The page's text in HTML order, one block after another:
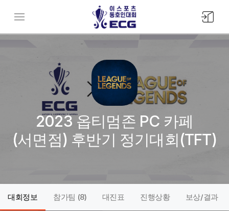
메뉴버튼
2023 옵티멈존 PC 카페
(서면점) 후반기 정기대회(TFT)
대회정보 참가팀 (8) 대진표 진행상황 보상/결과